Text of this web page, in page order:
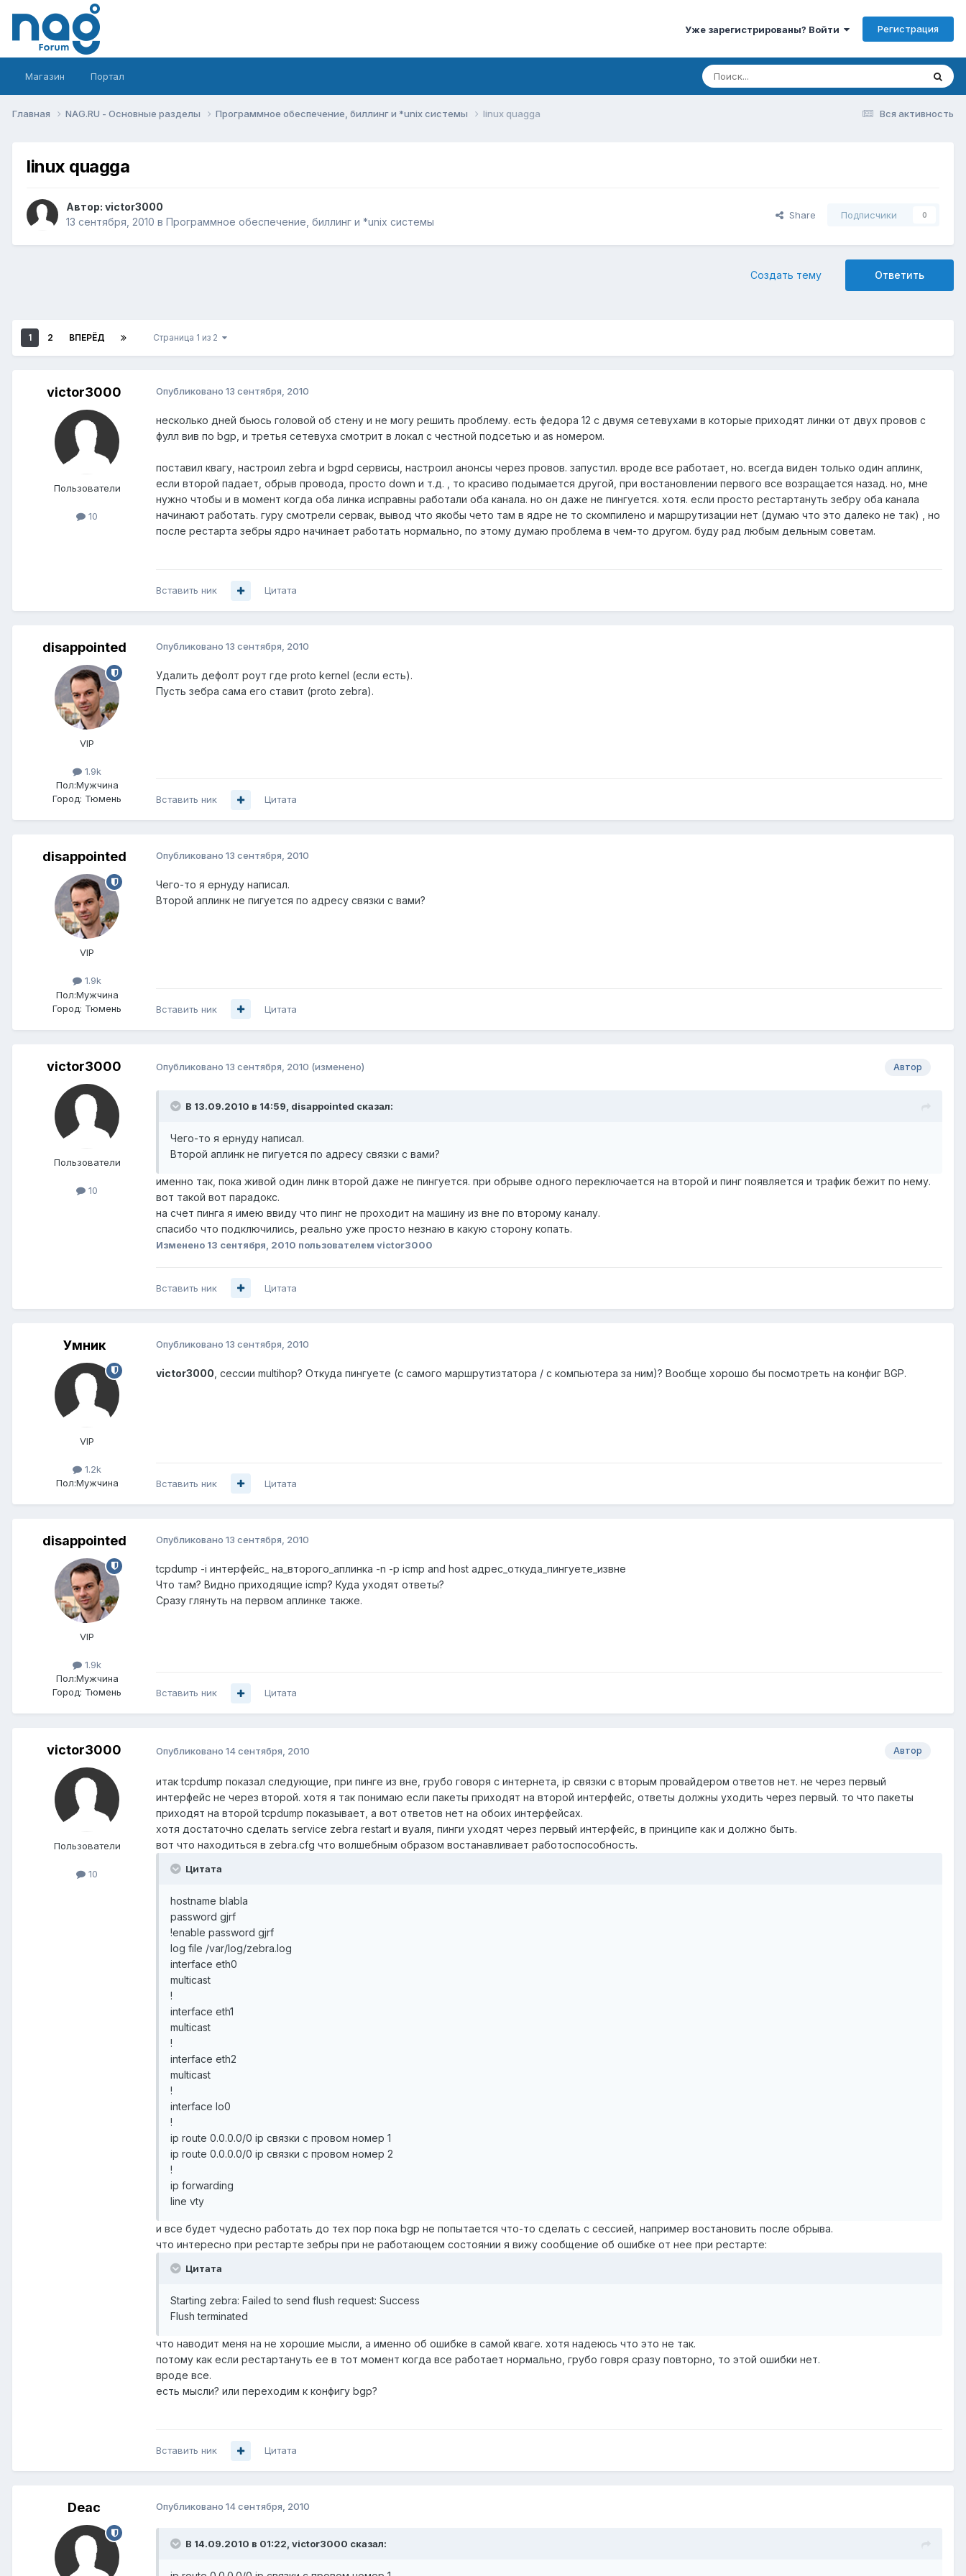
Уже зарегистрированы? Войти Регистрация
Магазин Портал
Вся активность
Главная NAG.RU - Основные разделы Программное обеспечение, биллинг и *unix системы linux quagga
linux quagga
Автор: victor3000
13 сентября, 2010 в Программное обеспечение, биллинг и *unix системы
Share Подписчики 0
Ответить
Создать тему
1 2 ВПЕРЁД Страница 1 из 2
victor3000
Пользователи
10
Опубликовано 13 сентября, 2010
несколько дней бьюсь головой об стену и не могу решить проблему. есть федора 12 с двумя сетевухами в которые приходят линки от двух провов с
фулл вив по bgp, и третья сетевуха смотрит в локал с честной подсетью и as номером.
поставил квагу, настроил zebra и bgpd сервисы, настроил анонсы через провов. запустил. вроде все работает, но. всегда виден только один аплинк,
если второй падает, обрыв провода, просто down и т.д. , то красиво подымается другой, при востановлении первого все возращается назад. но, мне
нужно чтобы и в момент когда оба линка исправны работали оба канала. но он даже не пингуется. хотя. если просто рестартануть зебру оба канала
начинают работать. гуру смотрели сервак, вывод что якобы чето там в ядре не то скомпилено и маршрутизации нет (думаю что это далеко не так) , но
после рестарта зебры ядро начинает работать нормально, по этому думаю проблема в чем-то другом. буду рад любым дельным советам.
Вставить ник Цитата
disappointed
VIP
1.9k
Пол:Мужчина
Город: Тюмень
Опубликовано 13 сентября, 2010
Удалить дефолт роут где proto kernel (если есть).
Пусть зебра сама его ставит (proto zebra).
Вставить ник Цитата
disappointed
VIP
1.9k
Пол:Мужчина
Город: Тюмень
Опубликовано 13 сентября, 2010
Чего-то я ернуду написал.
Второй аплинк не пигуется по адресу связки с вами?
Вставить ник Цитата
victor3000
Пользователи
10
Автор
Опубликовано 13 сентября, 2010 (изменено)
В 13.09.2010 в 14:59, disappointed сказал:
Чего-то я ернуду написал.
Второй аплинк не пигуется по адресу связки с вами?
именно так, пока живой один линк второй даже не пингуется. при обрыве одного переключается на второй и пинг появляется и трафик бежит по нему.
вот такой вот парадокс.
на счет пинга я имею ввиду что пинг не проходит на машину из вне по второму каналу.
спасибо что подключились, реально уже просто незнаю в какую сторону копать.
Изменено 13 сентября, 2010 пользователем victor3000
Вставить ник Цитата
Умник
VIP
1.2k
Пол:Мужчина
Опубликовано 13 сентября, 2010
victor3000 , сессии multihop? Откуда пингуете (с самого маршрутизтатора / с компьютера за ним)? Вообще хорошо бы посмотреть на конфиг BGP.
Вставить ник Цитата
disappointed
VIP
1.9k
Пол:Мужчина
Город: Тюмень
Опубликовано 13 сентября, 2010
tcpdump -i интерфейс_ на_второго_аплинка -n -p icmp and host адрес_откуда_пингуете_извне
Что там? Видно приходящие icmp? Куда уходят ответы?
Сразу глянуть на первом аплинке также.
Вставить ник Цитата
victor3000
Пользователи
10
Автор
Опубликовано 14 сентября, 2010
итак tcpdump показал следующие, при пинге из вне, грубо говоря с интернета, ip связки с вторым провайдером ответов нет. не через первый
интерфейс не через второй. хотя я так понимаю если пакеты приходят на второй интерфейс, ответы должны уходить через первый. то что пакеты
приходят на второй tcpdump показывает, а вот ответов нет на обоих интерфейсах.
хотя достаточно сделать service zebra restart и вуаля, пинги уходят через первый интерфейс, в принципе как и должно быть.
вот что находиться в zebra.cfg что волшебным образом востанавливает работоспособность.
Цитата
hostname blabla
password gjrf
!enable password gjrf
log file /var/log/zebra.log
interface eth0
multicast
!
interface eth1
multicast
!
interface eth2
multicast
!
interface lo0
!
ip route 0.0.0.0/0 ip связки с провом номер 1
ip route 0.0.0.0/0 ip связки с провом номер 2
!
ip forwarding
line vty
и все будет чудесно работать до тех пор пока bgp не попытается что-то сделать с сессией, например востановить после обрыва.
что интересно при рестарте зебры при не работающем состоянии я вижу сообщение об ошибке от нее при рестарте:
Цитата
Starting zebra: Failed to send flush request: Success
Flush terminated
что наводит меня на не хорошие мысли, а именно об ошибке в самой кваге. хотя надеюсь что это не так.
потому как если рестартануть ее в тот момент когда все работает нормально, грубо говря сразу повторно, то этой ошибки нет.
вроде все.
есть мысли? или переходим к конфигу bgp?
Вставить ник Цитата
Deac Опубликовано 14 сентября, 2010
В 14.09.2010 в 01:22, victor3000 сказал: